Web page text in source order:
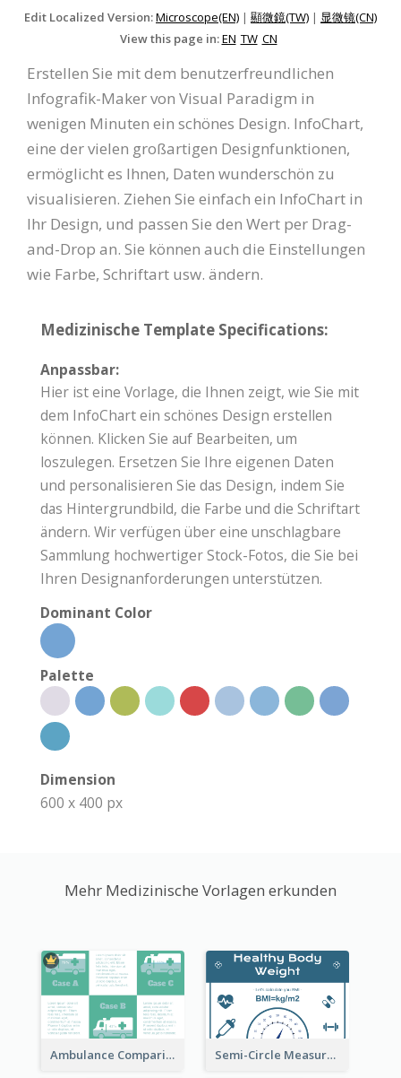
Edit Localized Version:Microscope(EN) | 顯微鏡(TW) | 显微镜(CN)
View this page in:EN TW CN
Erstellen Sie mit dem benutzerfreundlichen
Infografik-Maker von Visual Paradigm in
wenigen Minuten ein schönes Design. InfoChart,
eine der vielen großartigen Designfunktionen,
ermöglicht es Ihnen, Daten wunderschön zu
visualisieren. Ziehen Sie einfach ein InfoChart in
Ihr Design, und passen Sie den Wert per Drag-
and-Drop an. Sie können auch die Einstellungen
wie Farbe, Schriftart usw. ändern.
Medizinische Template Specifications:
Anpassbar:
Hier ist eine Vorlage, die Ihnen zeigt, wie Sie mit
dem InfoChart ein schönes Design erstellen
können. Klicken Sie auf Bearbeiten, um
loszulegen. Ersetzen Sie Ihre eigenen Daten
und personalisieren Sie das Design, indem Sie
das Hintergrundbild, die Farbe und die Schriftart
ändern. Wir verfügen über eine unschlagbare
Sammlung hochwertiger Stock-Fotos, die Sie bei
Ihren Designanforderungen unterstützen.
Dominant Color
Palette
Dimension
600 x 400 px
Mehr Medizinische Vorlagen erkunden
Ambulance Comparison Semi-Circle Measurement Clipart